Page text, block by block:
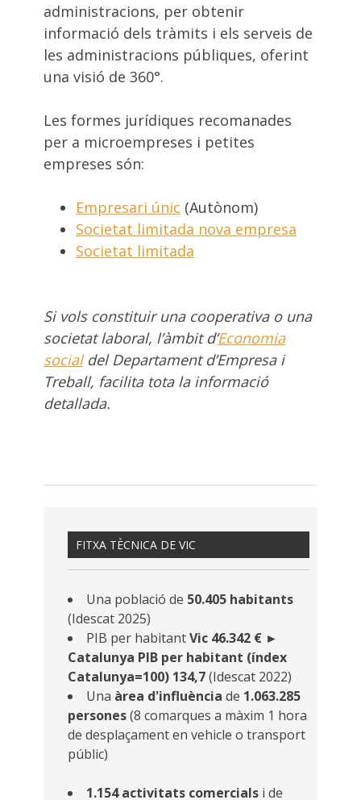
administracions, per obtenir
informació dels tràmits i els serveis de
les administracions públiques, oferint
una visió de 360°.
Les formes jurídiques recomanades
per a microempreses i petites
empreses són:
Empresari únic (Autònom)
Societat limitada nova empresa
Societat limitada
Si vols constituir una cooperativa o una
societat laboral, l’àmbit d’Economia
socialdel Departament d’Empresa i
Treball, facilita tota la informació
detallada.
FITXA TÈCNICA DE VIC
Una població de 50.405 habitants
(Idescat 2025)
PIB per habitantVic 46.342 € ►
Catalunya PIB per habitant (índex
Catalunya=100) 134,7(Idescat 2022)
Una àrea d'influència de 1.063.285
persones(8 comarques a màxim 1 hora
de desplaçament en vehicle o transport
públic)
1.154 activitats comercials i de